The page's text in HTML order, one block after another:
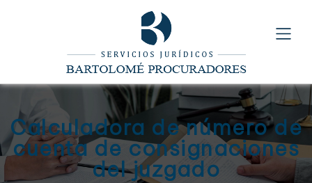
Calculadora de número de
cuenta de consignaciones
del juzgado